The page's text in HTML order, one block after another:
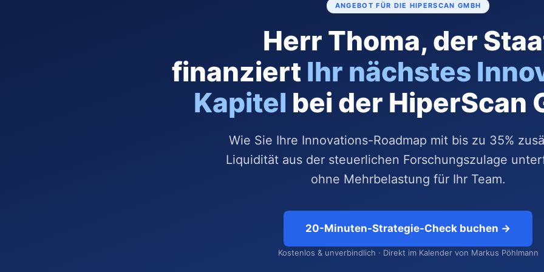
ANGEBOT FÜR DIE HIPERSCAN GMBH
Herr Thoma, der
finanziert Ihr nächstes
Kapitel bei der HiperScan
Wie Sie Ihre Innovations-Roadmap mit bis zu 35%
Liquidität aus der steuerlichen Forschungszulage
ohne Mehrbelastung für Ihr Team.
20-Minuten-Strategie-Check buchen →
Kostenlos & unverbindlich · Direkt im Kalender von Markus Pöhlmann